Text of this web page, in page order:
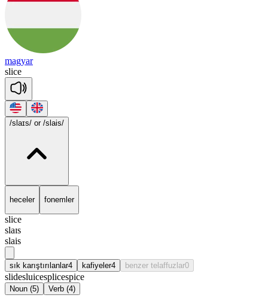
magyar
slice
/slaɪs/ or /slais/
heceler fonemler
slice
slaɪs
slais
sık karıştırılanlar4 kafiyeler4 benzer telaffuzlar0
slidesluicesplicespice
Noun (5) Verb (4)